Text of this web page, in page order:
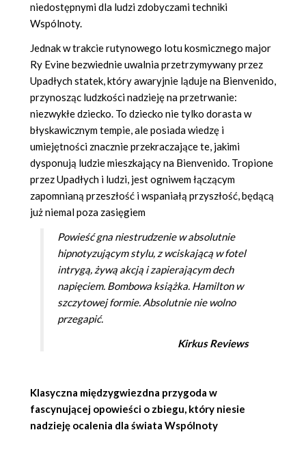
niedostępnymi dla ludzi zdobyczami techniki
Wspólnoty.
Jednak w trakcie rutynowego lotu kosmicznego major
Ry Evine bezwiednie uwalnia przetrzymywany przez
Upadłych statek, który awaryjnie ląduje na Bienvenido,
przynosząc ludzkości nadzieję na przetrwanie:
niezwykłe dziecko. To dziecko nie tylko dorasta w
błyskawicznym tempie, ale posiada wiedzę i
umiejętności znacznie przekraczające te, jakimi
dysponują ludzie mieszkający na Bienvenido. Tropione
przez Upadłych i ludzi, jest ogniwem łączącym
zapomnianą przeszłość i wspaniałą przyszłość, będącą
już niemal poza zasięgiem
Powieść gna niestrudzenie w absolutnie
hipnotyzującym stylu, z wciskającą w fotel
intrygą, żywą akcją i zapierającym dech
napięciem. Bombowa książka. Hamilton w
szczytowej formie. Absolutnie nie wolno
przegapić.
Kirkus Reviews
Klasyczna międzygwiezdna przygoda w
fascynującej opowieści o zbiegu, który niesie
nadzieję ocalenia dla świata Wspólnoty